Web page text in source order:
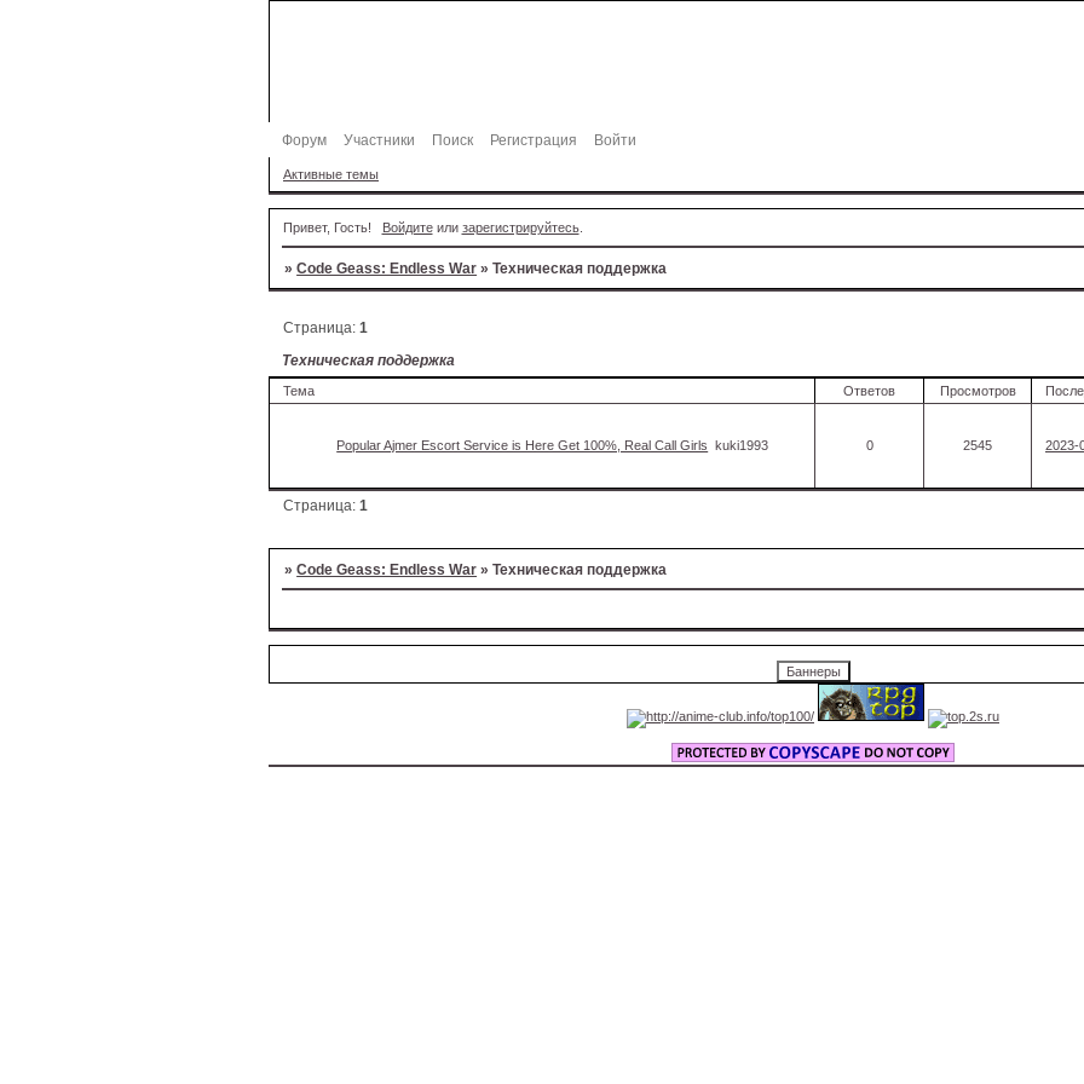
Форум Участники Поиск Регистрация Войти
Активные темы
Привет, Гость! Войдитеили зарегистрируйтесь.
»Code Geass: Endless War »Техническая поддержка
Техническая поддержка
Страница:1
Тема Ответов Просмотров
Popular Ajmer Escort Service is Here Get 100%, Real Call Girls kuki1993 0 2545 2023-
Страница:1
»Code Geass: Endless War »Техническая поддержка